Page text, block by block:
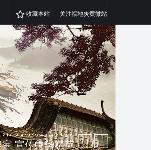
收藏本站 关注福地炎黄微站
宣传中华精英